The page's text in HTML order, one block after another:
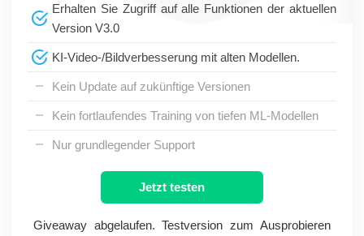
Erhalten Sie Zugriff auf alle Funktionen der aktuellen
Version V3.0
KI-Video-/Bildverbesserung mit alten Modellen.
Kein Update auf zukünftige Versionen
Kein fortlaufendes Training von tiefen ML-Modellen
Nur grundlegender Support
Jetzt testen
Giveaway abgelaufen. Testversion zum Ausprobieren